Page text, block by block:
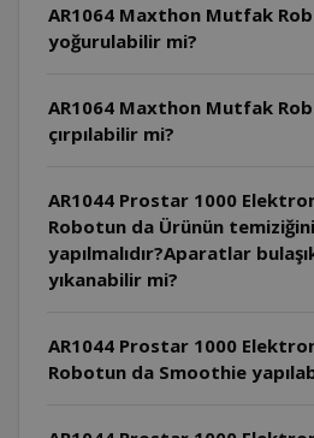
AR1064 Maxthon Mutfak
yoğurulabilir mi?
AR1064 Maxthon Mutfak Robotu
çırpılabilir mi?
AR1044 Prostar 1000
Robotun da Ürünün temiziğini
yapılmalıdır?Aparatlar
yıkanabilir mi?
AR1044 Prostar 1000
Robotun da Smoothie